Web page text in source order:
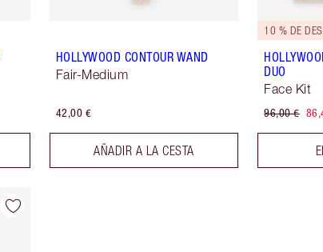
HOLLYWOOD CONTOUR WAND
Fair-Medium
42,00 €
AÑADIR A LA CESTA
10 % DE
DUO
Face Kit
96,00 €